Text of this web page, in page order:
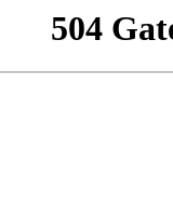
504